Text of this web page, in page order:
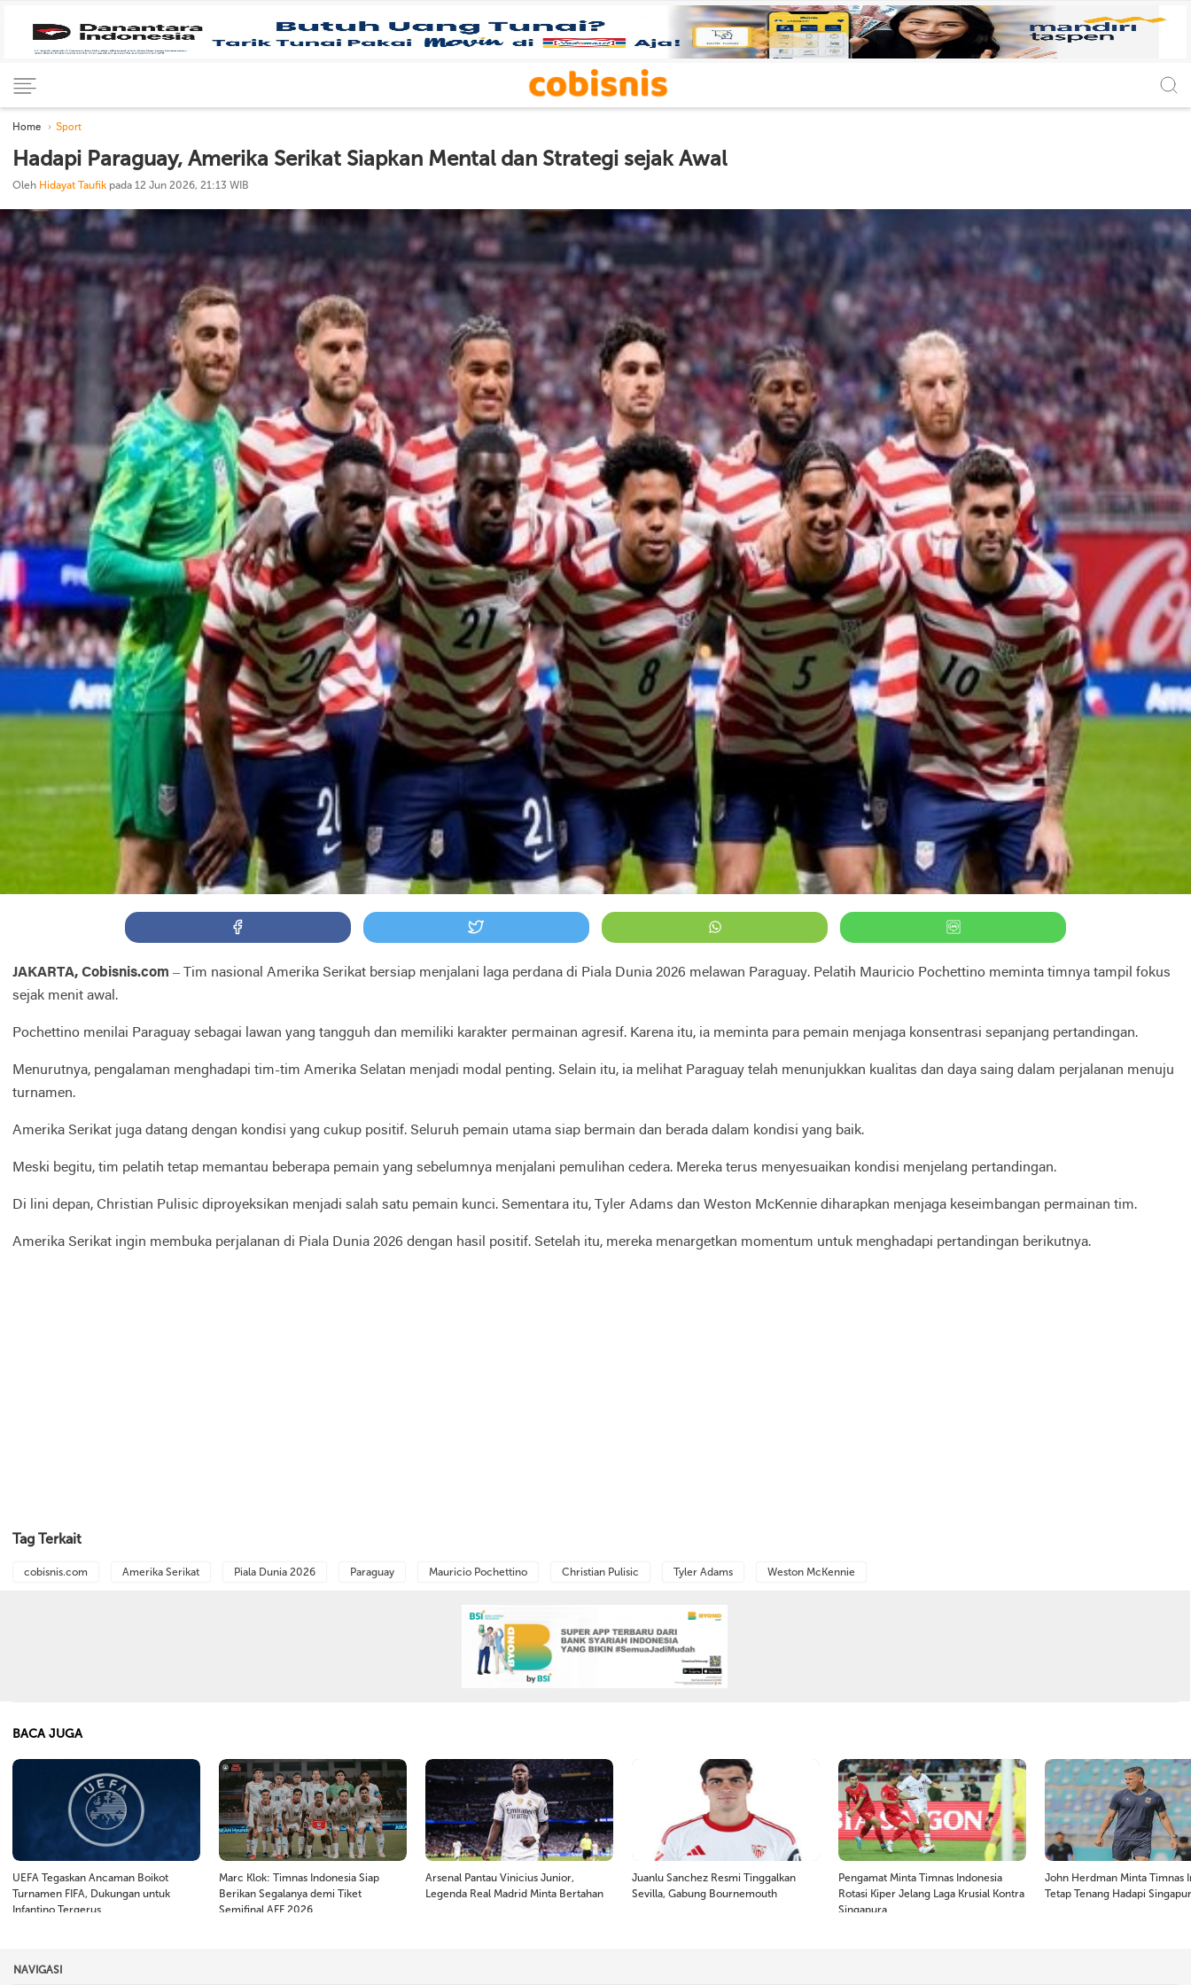
Home Sport
Hadapi Paraguay, Amerika Serikat Siapkan Mental dan Strategi sejak Awal
Oleh Hidayat Taufik pada 12 Jun 2026, 21:13 WIB
JAKARTA, Cobisnis.com – Tim nasional Amerika Serikat bersiap menjalani laga perdana di Piala Dunia 2026 melawan Paraguay. Pelatih Mauricio Pochettino meminta timnya tampil fokus
sejak menit awal.
Pochettino menilai Paraguay sebagai lawan yang tangguh dan memiliki karakter permainan agresif. Karena itu, ia meminta para pemain menjaga konsentrasi sepanjang pertandingan.
Menurutnya, pengalaman menghadapi tim-tim Amerika Selatan menjadi modal penting. Selain itu, ia melihat Paraguay telah menunjukkan kualitas dan daya saing dalam perjalanan menuju
turnamen.
Amerika Serikat juga datang dengan kondisi yang cukup positif. Seluruh pemain utama siap bermain dan berada dalam kondisi yang baik.
Meski begitu, tim pelatih tetap memantau beberapa pemain yang sebelumnya menjalani pemulihan cedera. Mereka terus menyesuaikan kondisi menjelang pertandingan.
Di lini depan, Christian Pulisic diproyeksikan menjadi salah satu pemain kunci. Sementara itu, Tyler Adams dan Weston McKennie diharapkan menjaga keseimbangan permainan tim.
Amerika Serikat ingin membuka perjalanan di Piala Dunia 2026 dengan hasil positif. Setelah itu, mereka menargetkan momentum untuk menghadapi pertandingan berikutnya.
Tag Terkait
cobisnis.com Amerika Serikat Piala Dunia 2026 Paraguay Mauricio Pochettino Christian Pulisic Tyler Adams Weston McKennie
BACA JUGA
UEFA Tegaskan Ancaman Boikot
Turnamen FIFA, Dukungan untuk
Infantino Tergerus
Marc Klok: Timnas Indonesia Siap
Berikan Segalanya demi Tiket
Semifinal AFF 2026
Arsenal Pantau Vinicius Junior,
Legenda Real Madrid Minta Bertahan
Juanlu Sanchez Resmi Tinggalkan
Sevilla, Gabung Bournemouth
Pengamat Minta Timnas Indonesia
Rotasi Kiper Jelang Laga Krusial Kontra
Singapura
John Herdman Minta Timnas
Tetap Tenang Hadapi
NAVIGASI